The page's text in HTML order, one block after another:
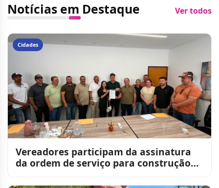
Notícias em Destaque Ver todos
Cidades
Vereadores participam da assinatura
da ordem de serviço para construção